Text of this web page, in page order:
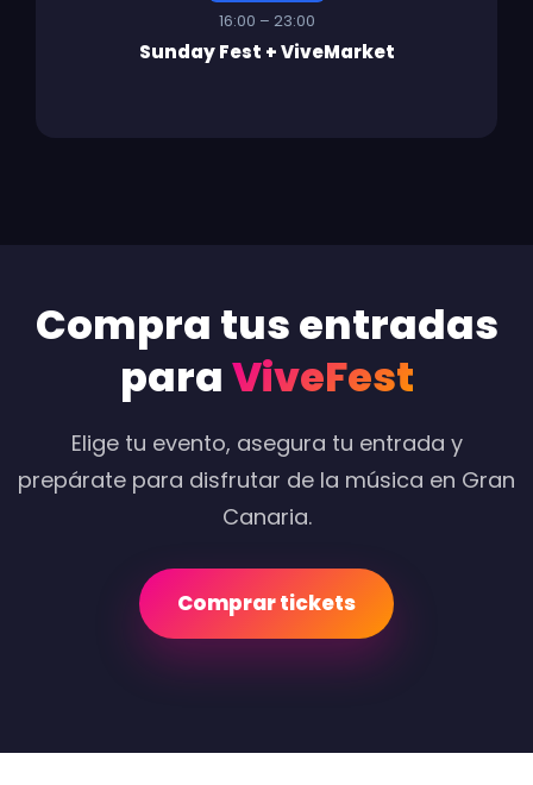
16:00 – 23:00
Sunday Fest + ViveMarket
Compra tus entradas
paraViveFest
Elige tu evento, asegura tu entrada y
prepárate para disfrutar de la música en Gran
Canaria.
Comprar tickets